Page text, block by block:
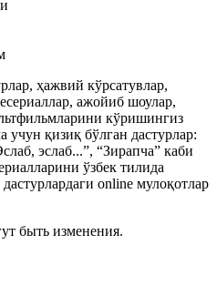
ҳажвий кўрсатувлар,
ажойиб шоулар,
кўришингиз
қизиқ бўлган дастурлар:
эслаб...”, “Зирапча” каби
ўзбек тилида
online мулоқотлар
быть изменения.